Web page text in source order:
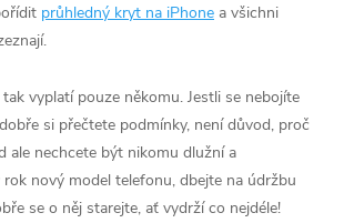
průhledný kryt na iPhone a všichni
vyplatí pouze někomu. Jestli se nebojíte
si přečtete podmínky, není důvod, proč
ale nechcete být nikomu dlužní a
nový model telefonu, dbejte na údržbu
se o něj starejte, ať vydrží co nejdéle!